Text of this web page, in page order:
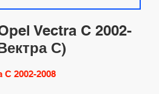
Vectra C 2002-
С)
C 2002-2008